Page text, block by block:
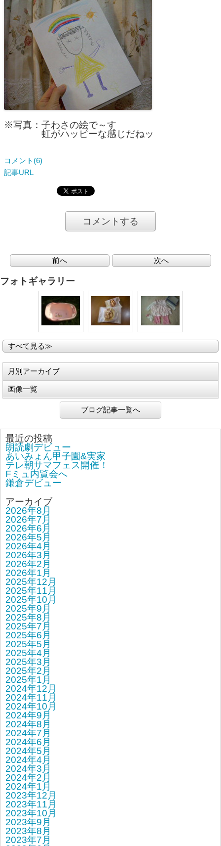
※写真：子わさの絵で～す
虹がハッピーな感じだねッ
コメント(6)
記事URL
コメントする
前へ 次へ
フォトギャラリー
すべて見る≫
月別アーカイブ
画像一覧
ブログ記事一覧へ
最近の投稿
朗読劇デビュー
あいみょん甲子園&実家
テレ朝サマフェス開催！
Fミュ内覧会へ
鎌倉デビュー
アーカイブ
2026年8月
2026年7月
2026年6月
2026年5月
2026年4月
2026年3月
2026年2月
2026年1月
2025年12月
2025年11月
2025年10月
2025年9月
2025年8月
2025年7月
2025年6月
2025年5月
2025年4月
2025年3月
2025年2月
2025年1月
2024年12月
2024年11月
2024年10月
2024年9月
2024年8月
2024年7月
2024年6月
2024年5月
2024年4月
2024年3月
2024年2月
2024年1月
2023年12月
2023年11月
2023年10月
2023年9月
2023年8月
2023年7月